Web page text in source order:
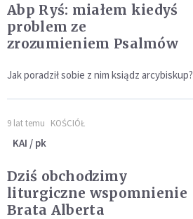
Abp Ryś: miałem kiedyś
problem ze
zrozumieniem Psalmów
Jak poradził sobie z nim ksiądz arcybiskup?
9 lat temu KOŚCIÓŁ
KAI / pk
Dziś obchodzimy
liturgiczne wspomnienie
Brata Alberta